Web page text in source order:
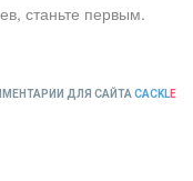
станьте первым.
ДЛЯ САЙТА CACKLE